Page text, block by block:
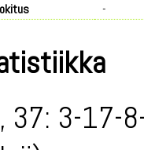
-
37: 3-17-